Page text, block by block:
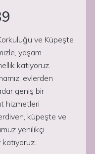
ve Küpeşte
yaşam
katıyoruz.
evlerden
geniş bir
hizmetleri
küpeşte ve
yenilikçi